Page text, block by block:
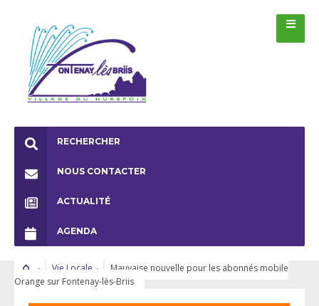
RECHERCHER
NOUS CONTACTER
ACTUALITÉ
AGENDA
Vie Locale
Mauvaise nouvelle pour les abonnés mobile
Orange sur Fontenay-lès-Briis